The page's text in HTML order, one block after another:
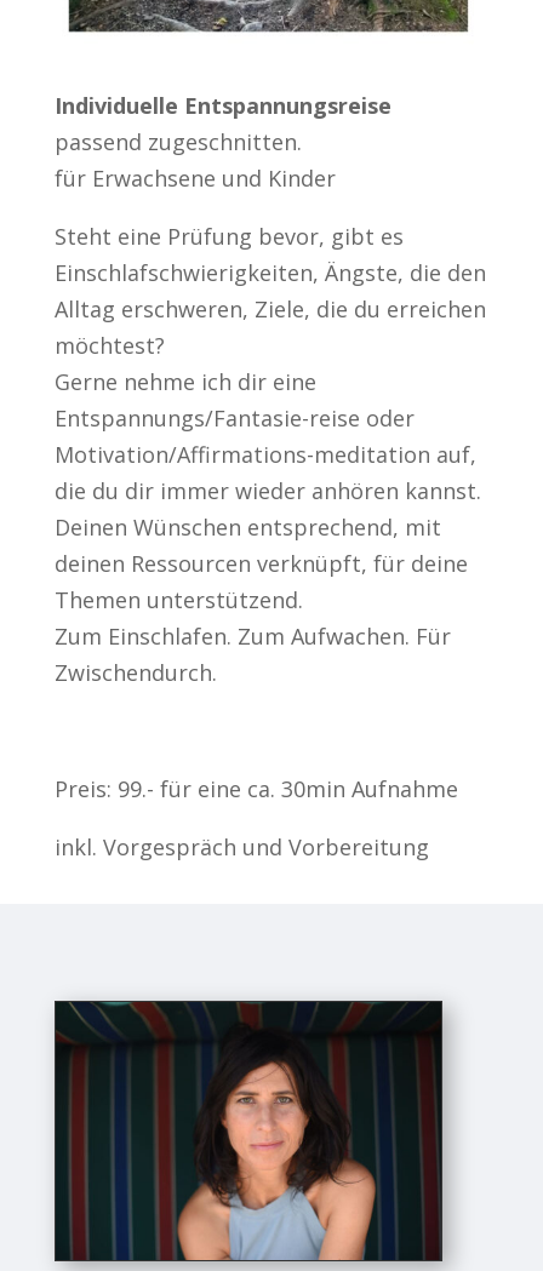
Individuelle Entspannungsreise
passend zugeschnitten.
für Erwachsene und Kinder
Steht eine Prüfung bevor, gibt es
Einschlafschwierigkeiten, Ängste, die den
Alltag erschweren, Ziele, die du erreichen
möchtest?
Gerne nehme ich dir eine
Entspannungs/Fantasie-reise oder
Motivation/Affirmations-meditation auf,
die du dir immer wieder anhören kannst.
Deinen Wünschen entsprechend, mit
deinen Ressourcen verknüpft, für deine
Themen unterstützend.
Zum Einschlafen. Zum Aufwachen. Für
Zwischendurch.
Preis: 99.- für eine ca. 30min Aufnahme
inkl. Vorgespräch und Vorbereitung